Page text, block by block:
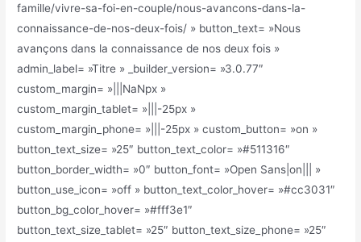
famille/vivre-sa-foi-en-couple/nous-avancons-dans-la-
connaissance-de-nos-deux-fois/ » button_text= »Nous
avançons dans la connaissance de nos deux fois »
admin_label= »Titre » _builder_version= »3.0.77″
custom_margin= »|||NaNpx »
custom_margin_tablet= »|||-25px »
custom_margin_phone= »|||-25px » custom_button= »on »
button_text_size= »25″ button_text_color= »#511316″
button_border_width= »0″ button_font= »Open Sans|on||| »
button_use_icon= »off » button_text_color_hover= »#cc3031″
button_bg_color_hover= »#fff3e1″
button_text_size_tablet= »25″ button_text_size_phone= »25″